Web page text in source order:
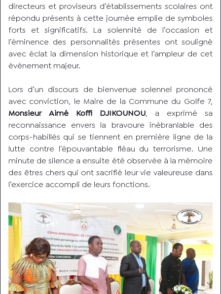
directeurs et proviseurs d’établissements scolaires ont
répondu présents à cette journée emplie de symboles
forts et significatifs. La solennité de l’occasion et
l’éminence des personnalités présentes ont souligné
avec éclat la dimension historique et l’ampleur de cet
événement majeur.
Lors d’un discours de bienvenue solennel prononcé
avec conviction, le Maire de la Commune du Golfe 7,
Monsieur Aimé Koffi DJIKOUNOU, a exprimé sa
reconnaissance envers la bravoure inébranlable des
corps-habillés qui se tiennent en première ligne de la
lutte contre l’épouvantable fléau du terrorisme. Une
minute de silence a ensuite été observée à la mémoire
des êtres chers qui ont sacrifié leur vie valeureuse dans
l’exercice accompli de leurs fonctions.